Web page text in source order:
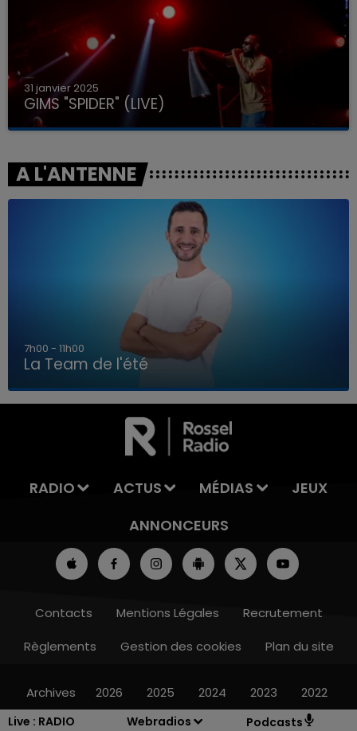
Live : RADIO
Webradios Podcasts
LA TEAM DE L'ÉTÉ
31 janvier 2025
GIMS "SPIDER" (LIVE)
A L'ANTENNE
7h00 - 11h00
La Team de l'été
RADIO ACTUS MÉDIAS
JEUX
ANNONCEURS
Contacts Mentions Légales
Recrutement
Règlements
Gestion des cookies Plan du site
Archives 2026 2025 2024 2023 2022